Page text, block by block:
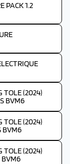
PACK 1.2
TOLE (2024)
BVM6
TOLE (2024)
BVM6
TOLE (2024)
BVM6